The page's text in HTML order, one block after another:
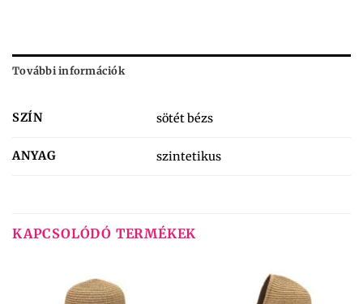
További információk
SZÍN sötét bézs
ANYAG szintetikus
KAPCSOLÓDÓ TERMÉKEK